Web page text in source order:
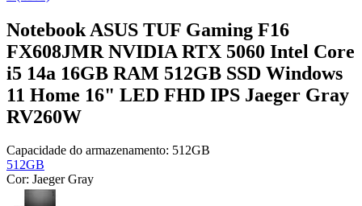
Notebook ASUS TUF Gaming F16
FX608JMR NVIDIA RTX 5060 Intel Core
i5 14a 16GB RAM 512GB SSD Windows
11 Home 16" LED FHD IPS Jaeger Gray
RV260W
Capacidade do armazenamento: 512GB
512GB
Cor: Jaeger Gray